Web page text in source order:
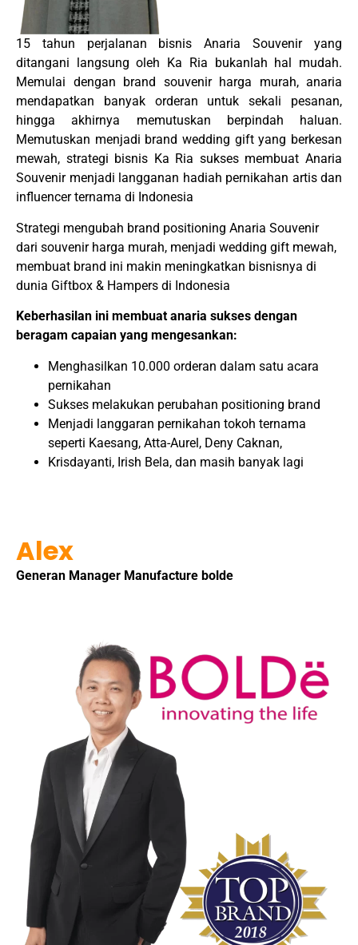
15 tahun perjalanan bisnis Anaria Souvenir yang
ditangani langsung oleh Ka Ria bukanlah hal mudah.
Memulai dengan brand souvenir harga murah, anaria
mendapatkan banyak orderan untuk sekali pesanan,
hingga akhirnya memutuskan berpindah haluan.
Memutuskan menjadi brand wedding gift yang berkesan
mewah, strategi bisnis Ka Ria sukses membuat Anaria
Souvenir menjadi langganan hadiah pernikahan artis dan
influencer ternama di Indonesia
Strategi mengubah brand positioning Anaria Souvenir
dari souvenir harga murah, menjadi wedding gift mewah,
membuat brand ini makin meningkatkan bisnisnya di
dunia Giftbox & Hampers di Indonesia
Keberhasilan ini membuat anaria sukses dengan
beragam capaian yang mengesankan:
Menghasilkan 10.000 orderan dalam satu acara
pernikahan
Sukses melakukan perubahan positioning brand
Menjadi langgaran pernikahan tokoh ternama
seperti Kaesang, Atta-Aurel, Deny Caknan,
Krisdayanti, Irish Bela, dan masih banyak lagi
Alex
Generan Manager Manufacture bolde